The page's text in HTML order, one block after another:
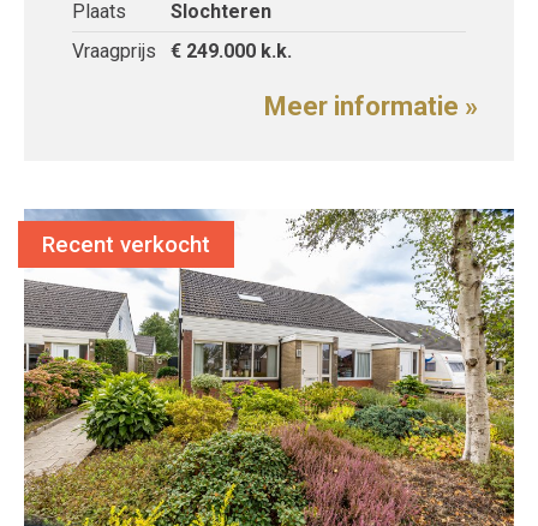
Plaats
Slochteren
Vraagprijs
€ 249.000 k.k.
Meer informatie »
Recent verkocht